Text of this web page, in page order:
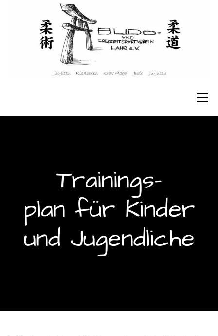
Menü
KINDER & JUGENDLICHE
TRAININGSPLAN WEITERE INFOS KONTAKT
Trainings-
plan für Kinder
und Jugendliche